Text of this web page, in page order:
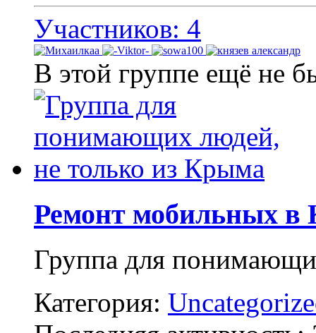
Участников: 4
В этой группе ещё не
Ремонт мобильных
Группа для
Категория: